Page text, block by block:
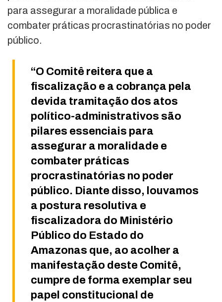
para assegurar a moralidade pública e
combater práticas procrastinatórias no poder
público.
“O Comitê reitera que a
fiscalização e a cobrança pela
devida tramitação dos atos
político-administrativos são
pilares essenciais para
assegurar a moralidade e
combater práticas
procrastinatórias no poder
público. Diante disso, louvamos
a postura resolutiva e
fiscalizadora do Ministério
Público do Estado do
Amazonas que, ao acolher a
manifestação deste Comitê,
cumpre de forma exemplar seu
papel constitucional de